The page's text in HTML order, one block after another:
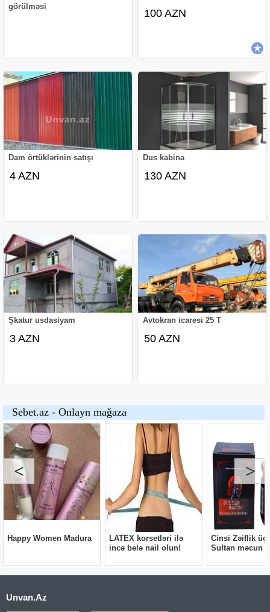
görülməsi
100 AZN
Dam örtüklərinin satışı
4 AZN
Dus kabina
130 AZN
Şkatur usdasiyam
3 AZN
Avtokran icaresi 25 T
50 AZN
Unvan.Az